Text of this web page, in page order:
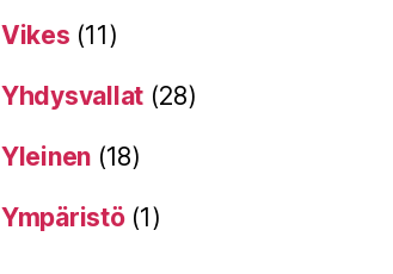
Vikes (11)
Yhdysvallat (28)
Yleinen (18)
Ympäristö(1)